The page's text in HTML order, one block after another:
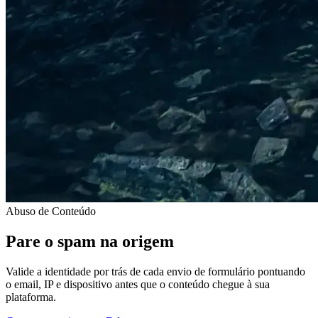
Abuso de Conteúdo
Pare o spam na origem
Valide a identidade por trás de cada envio de formulário pontuando
o email, IP e dispositivo antes que o conteúdo chegue à sua
plataforma.